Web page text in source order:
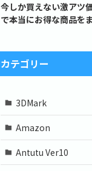
今しか買えない激アツ
で本当にお得な商品を
カテゴリー
3DMark
Amazon
Antutu Ver10